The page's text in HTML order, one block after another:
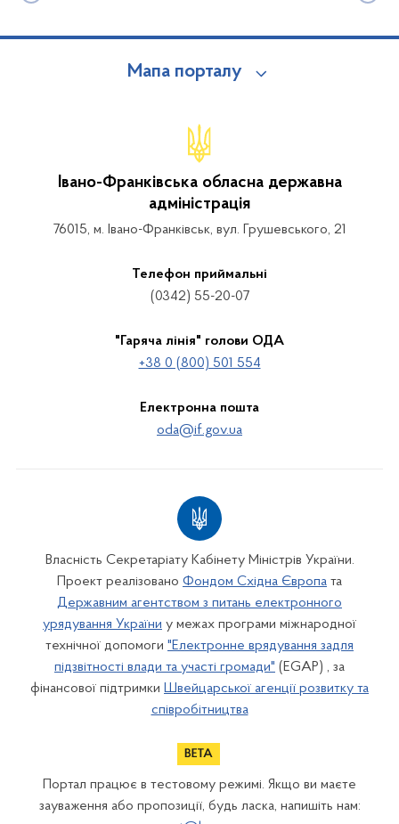
Мапа порталу
Івано-Франківська обласна державна
адміністрація
76015, м. Івано-Франківськ, вул. Грушевського, 21
Телефон приймальні
(0342) 55-20-07
"Гаряча лінія" голови ОДА
+38 0 (800) 501 554
Електронна пошта
oda@if.gov.ua
Власність Секретаріату Кабінету Міністрів України.
Проект реалізовано Фондом Східна Європа та
Державним агентством з питань електронного
урядування України у межах програми міжнародної
технічної допомоги "Електронне врядування задля
підзвітності влади та участі громади" (EGAP) , за
фінансової підтримки Швейцарської агенції розвитку та
співробітництва
Портал працює в тестовому режимі. Якщо ви маєте
зауваження або пропозиції, будь ласка, напишіть нам: